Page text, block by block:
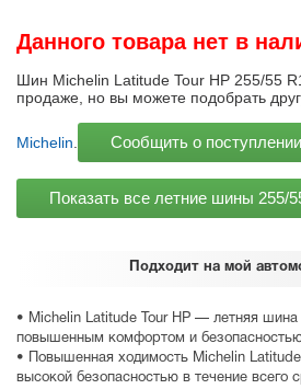
Подходит на мой
• Michelin Latitude Tour HP — летняя
повышенным комфортом и
• Повышенная ходимость Michelin Latitude
высокой безопасностью в течение всего
Данного товара нет в
Шин Michelin Latitude Tour HP 255/55
продаже, но вы можете подобрать
Michelin Сообщить о
Показать все летние шины 255/